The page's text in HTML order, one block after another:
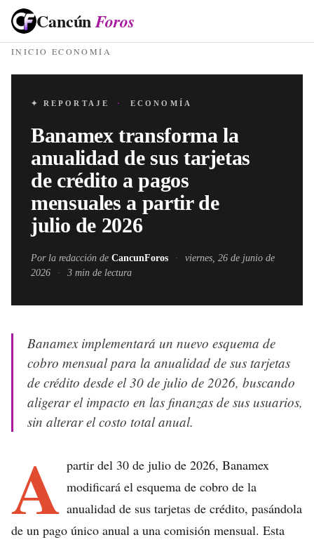
CancúnForos
INICIO· ECONOMÍA
✦ REPORTAJE · ECONOMÍA
Banamex transforma la
anualidad de sus tarjetas
de crédito a pagos
mensuales a partir de
julio de 2026
Por la redacción de CancunForos ·
viernes, 26 de junio de
2026
· 3 min de lectura
Banamex implementará un nuevo esquema de
cobro mensual para la anualidad de sus tarjetas
de crédito desde el 30 de julio de 2026, buscando
aligerar el impacto en las finanzas de sus usuarios,
sin alterar el costo total anual.
A partir del 30 de julio de 2026, Banamex
modificará el esquema de cobro de la
anualidad de sus tarjetas de crédito, pasándola
de un pago único anual a una comisión mensual. Esta